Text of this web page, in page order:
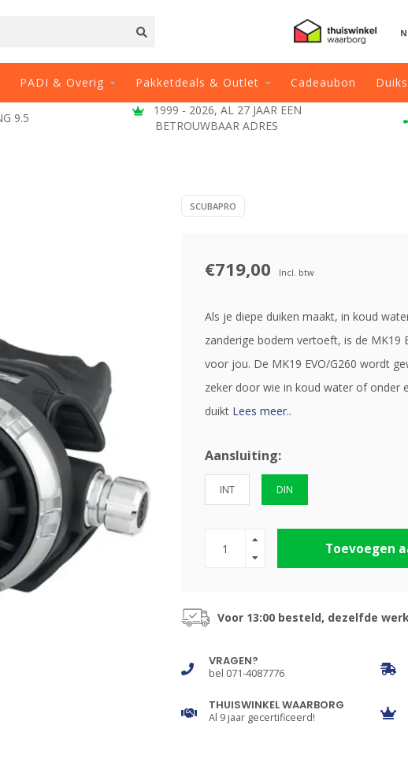
PADI & Overig Pakketdeals & Outlet Cadeaubon
1999 - 2026, AL 27 JAAR EEN
BETROUWBAAR ADRES
SCUBAPRO
€719,00 Incl. btw
Als je diepe duiken maakt, in koud
zanderige bodem vertoeft, is de MK19
voor jou. De MK19 EVO/G260 wordt
zeker door wie in koud water of onder
duikt Lees meer..
Aansluiting:
INT DIN
Toevoegen
Voor 13:00 besteld, dezelfde
VRAGEN?
bel 071-4087776
THUISWINKEL WAARBORG
Al 9 jaar gecertificeerd!